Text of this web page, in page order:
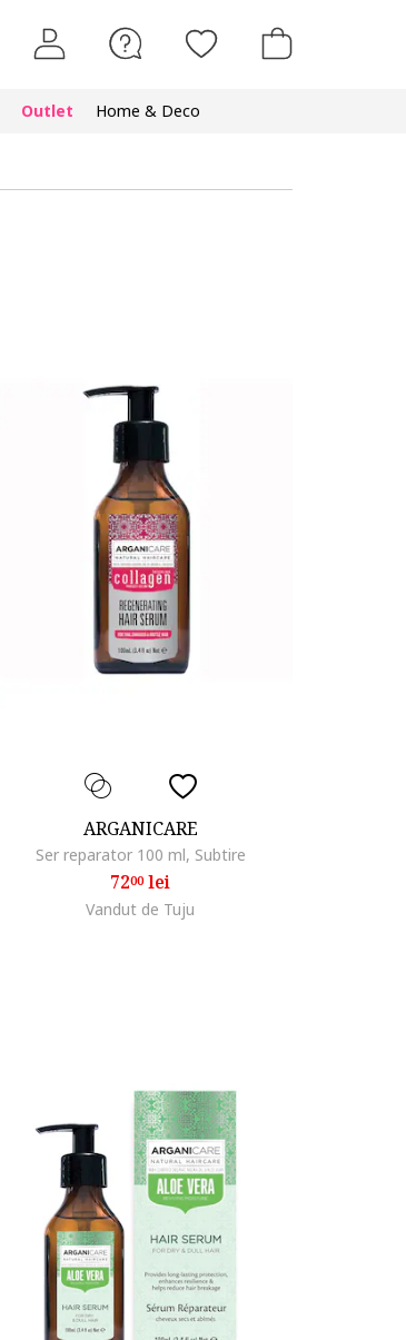
Outlet Home & Deco
ARGANICARE
Ser reparator 100 ml, Subtire
7200lei
Vandut de Tuju